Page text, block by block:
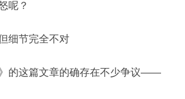
呢？
细节完全不对
的这篇文章的确存在不少争议——